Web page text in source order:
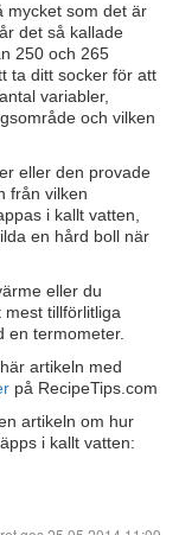
mycket som det är
det så kallade
250 och 265
ta ditt socker för att
variabler,
och vilken
eller den provade
från vilken
i kallt vatten,
en hård boll när
eller du
tillförlitliga
en termometer.
artikeln med
på RecipeTips.com
artikeln om hur
i kallt vatten: